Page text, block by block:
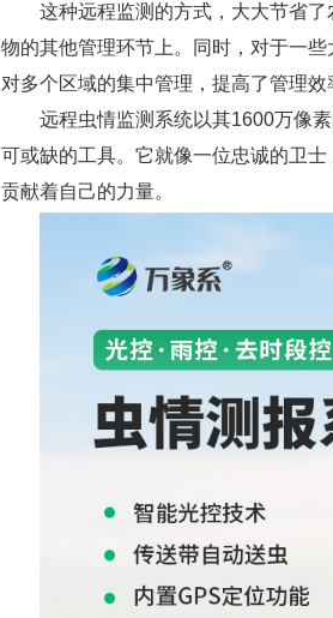
这种远程监测的方式，大大节省
物的其他管理环节上。同时，对于一
对多个区域的集中管理，提高了管理效
远程虫情监测系统以其1600万像
可或缺的工具。它就像一位忠诚的卫
贡献着自己的力量。